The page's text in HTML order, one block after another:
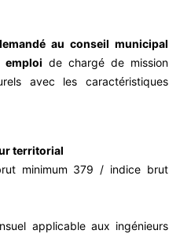
au conseil municipal
emploi de chargé de mission
avec les caractéristiques
territorial
minimum 379 / indice brut
applicable aux ingénieurs